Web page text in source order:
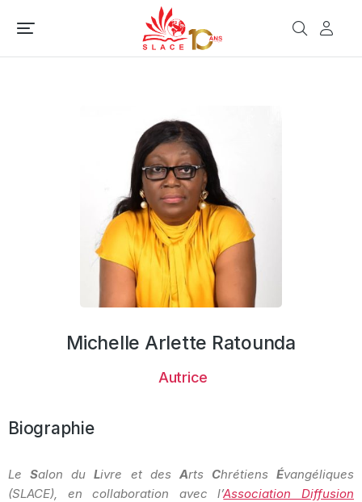
Michelle Arlette Ratounda
Autrice
Biographie
LeSalon duLivre et des Arts Chrétiens Évangéliques
(SLACE), en collaboration avec l’Association Diffusion